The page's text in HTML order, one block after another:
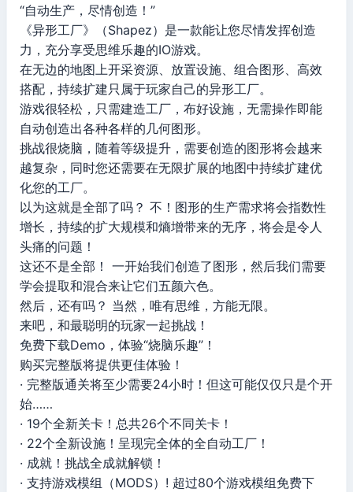
“自动生产，尽情创造！”
《异形工厂》（Shapez）是一款能让您尽情发挥创造
力，充分享受思维乐趣的IO游戏。
在无边的地图上开采资源、放置设施、组合图形、高效
搭配，持续扩建只属于玩家自己的异形工厂。
游戏很轻松，只需建造工厂，布好设施，无需操作即能
自动创造出各种各样的几何图形。
挑战很烧脑，随着等级提升，需要创造的图形将会越来
越复杂，同时您还需要在无限扩展的地图中持续扩建优
化您的工厂。
以为这就是全部了吗？ 不！图形的生产需求将会指数性
增长，持续的扩大规模和熵增带来的无序，将会是令人
头痛的问题！
这还不是全部！ 一开始我们创造了图形，然后我们需要
学会提取和混合来让它们五颜六色。
然后，还有吗？ 当然，唯有思维，方能无限。
来吧，和最聪明的玩家一起挑战！
免费下载Demo，体验“烧脑乐趣”！
购买完整版将提供更佳体验！
· 完整版通关将至少需要24小时！但这可能仅仅只是个开
始……
· 19个全新关卡！总共26个不同关卡！
· 22个全新设施！呈现完全体的全自动工厂！
· 成就！挑战全成就解锁！
· 支持游戏模组（MODS）! 超过80个游戏模组免费下